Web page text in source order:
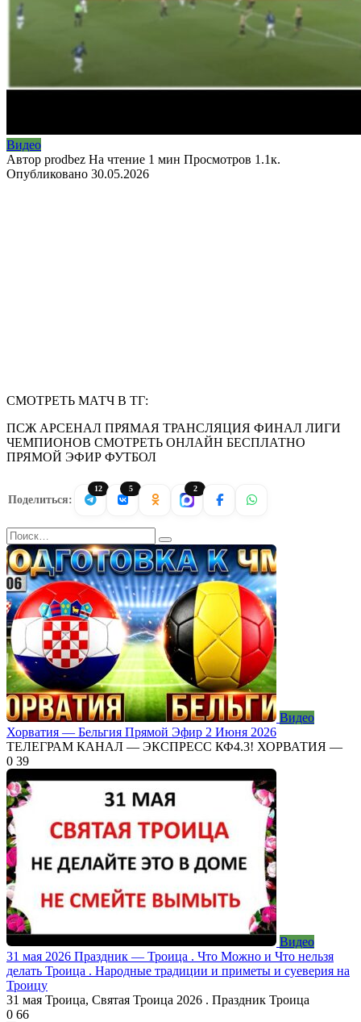
Видео
Автор prodbez На чтение 1 мин Просмотров 1.1к.
Опубликовано 30.05.2026
СМОТРЕТЬ МАТЧ В ТГ:
ПСЖ АРСЕНАЛ ПРЯМАЯ ТРАНСЛЯЦИЯ ФИНАЛ ЛИГИ
ЧЕМПИОНОВ СМОТРЕТЬ ОНЛАЙН БЕСПЛАТНО
ПРЯМОЙ ЭФИР ФУТБОЛ
Поделиться:
12 5 2
Search
for:
Видео
Хорватия — Бельгия Прямой Эфир 2 Июня 2026
ТЕЛЕГРАМ КАНАЛ — ЭКСПРЕСС КФ4.3! ХОРВАТИЯ —
0 39
Видео
31 мая 2026 Праздник — Троица . Что Можно и Что нельзя
делать Троица . Народные традиции и приметы и суеверия на
Троицу
31 мая Троица, Святая Троица 2026 . Праздник Троица
0 66